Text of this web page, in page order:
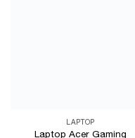
LAPTOP
Laptop Acer Gaming